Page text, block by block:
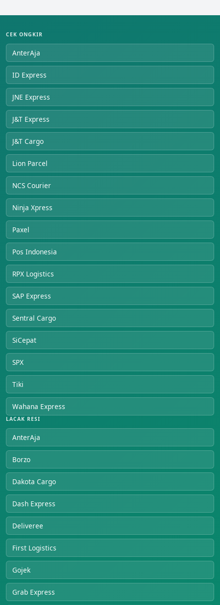
CEK ONGKIR
AnterAja
ID Express
JNE Express
J&T Express
J&T Cargo
Lion Parcel
NCS Courier
Ninja Xpress
Paxel
Pos Indonesia
RPX Logistics
SAP Express
Sentral Cargo
SiCepat
SPX
Tiki
Wahana Express
LACAK RESI
AnterAja
Borzo
Dakota Cargo
Dash Express
Deliveree
First Logistics
Gojek
Grab Express